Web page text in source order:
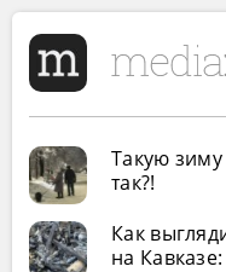
Такую
так?!
Как
на